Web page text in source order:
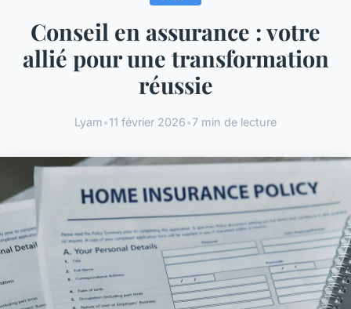
Conseil en assurance : votre
allié pour une transformation
réussie
Lyam•11 février 2026•7 min de lecture